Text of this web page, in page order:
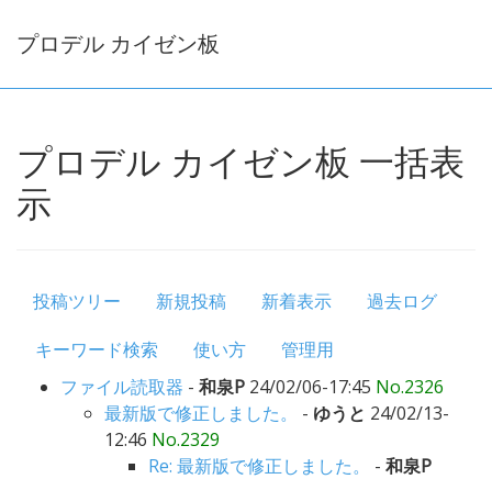
プロデル カイゼン板
プロデル カイゼン板 一括表
示
投稿ツリー 新規投稿 新着表示
過去ログ
キーワード検索
使い方
管理用
ファイル読取器 - 和泉P 24/02/06-17:45 No.2326
最新版で修正しました。
- ゆうと 24/02/13-
12:46 No.2329
Re: 最新版で修正しました。
- 和泉P